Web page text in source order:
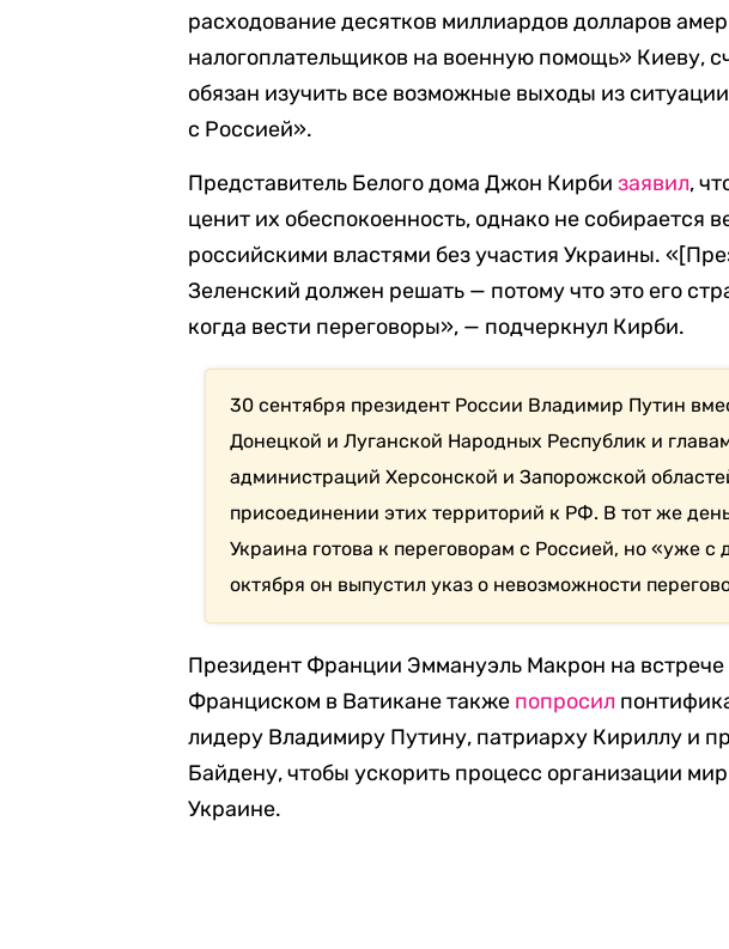
расходование десятков миллиардов долларов
налогоплательщиков на военную помощь» Киеву,
обязан изучить все возможные выходы из
с Россией».
Представитель Белого дома Джон Кирбизаявил,
ценит их обеспокоенность, однако не собирается
российскими властями без участия Украины.
Зеленский должен решать — потому что это его
когда вести переговоры», — подчеркнул Кирби.
30 сентября президент России Владимир Путин
Донецкой и Луганской Народных Республик и
администраций Херсонской и Запорожской
присоединении этих территорий к РФ. В тот же
Украина готова к переговорам с Россией, но «уже с
октября он выпустил указ о невозможности
Президент Франции Эммануэль Макрон на
Франциском в Ватикане также попросил
лидеру Владимиру Путину, патриарху Кириллу и
Байдену, чтобы ускорить процесс организации
Украине.